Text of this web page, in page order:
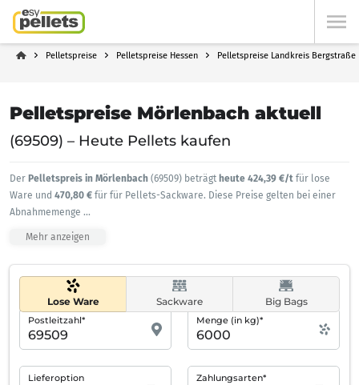
Pelletspreise Pelletspreise Hessen Pelletspreise Landkreis Bergstraße
Pelletspreise Mörlenbach aktuell
(69509) – Heute Pellets kaufen
Der Pelletspreis in Mörlenbach (69509) beträgt heute 424,39 €/t für lose
Ware und 470,80 € für für Pellets-Sackware. Diese Preise gelten bei einer
Abnahmemenge ...
Mehr anzeigen
Lose Ware Sackware Big Bags
Postleitzahl* Menge (in kg)*
Lieferoption Zahlungsarten*